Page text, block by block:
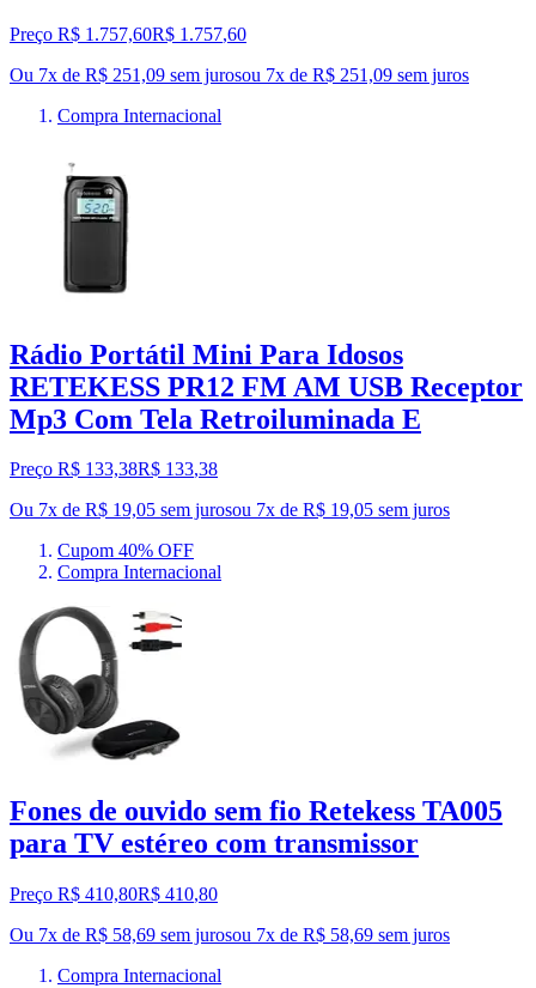
Preço R$ 1.757,60R$ 1.757,60
Ou 7x de R$ 251,09 sem jurosou 7x de R$ 251,09 sem juros
Compra Internacional
Rádio Portátil Mini Para Idosos
RETEKESS PR12 FM AM USB Receptor
Mp3 Com Tela Retroiluminada E
Preço R$ 133,38R$ 133,38
Ou 7x de R$ 19,05 sem jurosou 7x de R$ 19,05 sem juros
Cupom 40% OFF
Compra Internacional
Fones de ouvido sem fio Retekess TA005
para TV estéreo com transmissor
Preço R$ 410,80R$ 410,80
Ou 7x de R$ 58,69 sem jurosou 7x de R$ 58,69 sem juros
Compra Internacional